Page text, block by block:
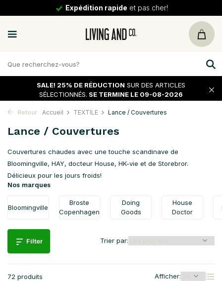
30 joursde tour
SALE! 25% DE RÉDUCTION SUR DES ARTICLES
SÉLECTIONNÉS. SE TERMINE LE 09-08-2026
Retour Accueil TEXTILE Lance / Couvertures
Lance / Couvertures
Couvertures chaudes avec une touche scandinave de
Bloomingville, HAY, docteur House, HK-vie et de Storebror.
Délicieux pour les jours froids!
Nos marques
Bloomingville
Broste
Copenhagen
Doing
Goods
House
Doctor
Filter
72 produits Afficher:
Trier par: